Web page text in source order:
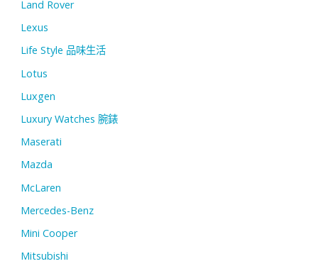
Land Rover
Lexus
Life Style 品味生活
Lotus
Luxgen
Luxury Watches 腕錶
Maserati
Mazda
McLaren
Mercedes-Benz
Mini Cooper
Mitsubishi